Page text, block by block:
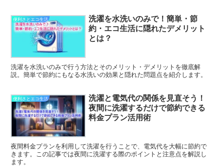
便利さとエコ生活
洗濯を水洗いのみで！簡単・節
約・エコ生活に隠れたデメリット
とは？
洗濯を水洗いのみで行う方法とそのメリット・デメリットを徹底解
説。簡単で節約にもなる水洗いの効果と隠れた問題点を紹介します。
便利さとエコ生活
洗濯と電気代の関係を見直そう！
夜間に洗濯するだけで節約できる
料金プラン活用術
夜間料金プランを利用して洗濯を行うことで、電気代を大幅に節約で
きます。この記事では夜間に洗濯する際のポイントと注意点を解説し
ます。